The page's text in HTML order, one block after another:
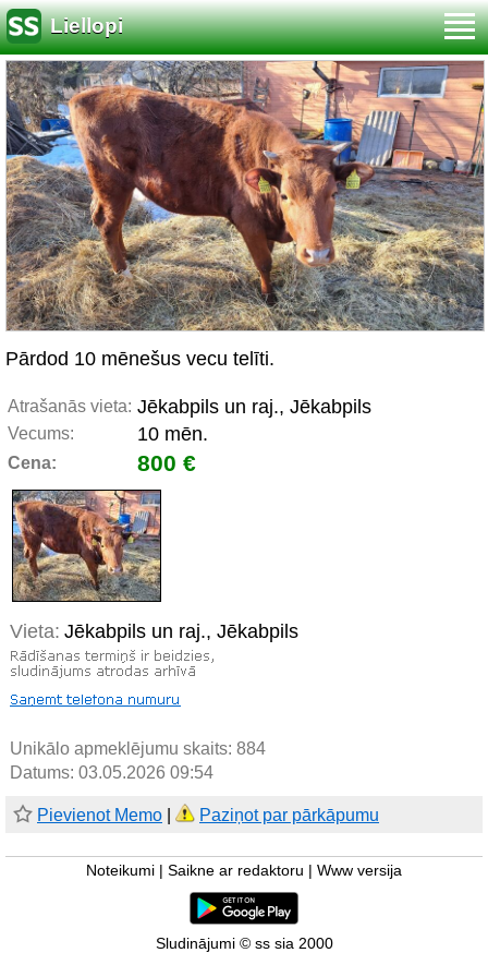
Liellopi
Pārdod 10 mēnešus vecu telīti.
Atrašanās vieta: Jēkabpils un raj., Jēkabpils
Vecums: 10 mēn.
Cena: 800 €
Vieta: Jēkabpils un raj., Jēkabpils
Unikālo apmeklējumu skaits: 884
Datums: 03.05.2026 09:54
Pievienot Memo Paziņot par pārkāpumu
Noteikumi Saikne ar redaktoru Www versija
Sludinājumi © ss sia 2000